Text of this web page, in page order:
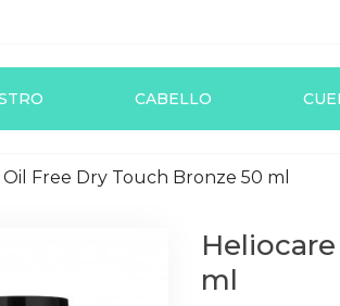
CABELLO
Free Dry Touch Bronze 50 ml
ml